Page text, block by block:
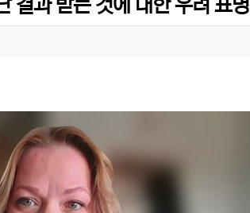
결과 받는 것에 대한 우려 표명